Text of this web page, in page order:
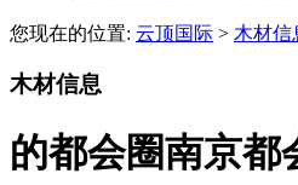
您现在的位置: 云顶国际 > 木材信
木材信息
的都会圈南京都